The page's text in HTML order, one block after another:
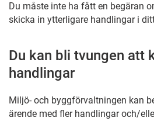
Du måste inte ha fått en begäran
skicka in ytterligare handlingar i
Du kan bli tvungen att
handlingar
Miljö- och byggförvaltningen kan
ärende med fler handlingar och/